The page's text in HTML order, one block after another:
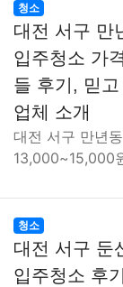
청소
대전 서구 만
입주청소 가
들 후기, 믿
업체 소개
대전 서구 만년
13,000~15,000
청소
대전 서구 둔
입주청소 후